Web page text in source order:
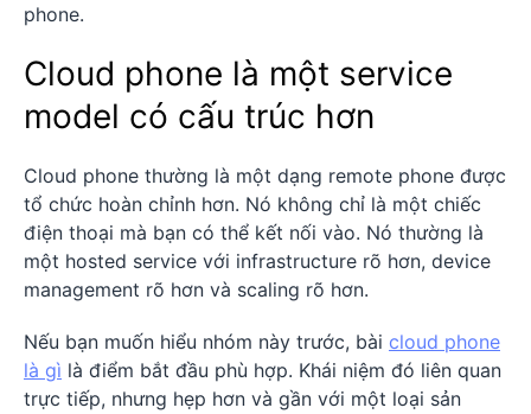
phone.
Cloud phone là một service
model có cấu trúc hơn
Cloud phone thường là một dạng remote phone được
tổ chức hoàn chỉnh hơn. Nó không chỉ là một chiếc
điện thoại mà bạn có thể kết nối vào. Nó thường là
một hosted service với infrastructure rõ hơn, device
management rõ hơn và scaling rõ hơn.
Nếu bạn muốn hiểu nhóm này trước, bài cloud phone
là gì là điểm bắt đầu phù hợp. Khái niệm đó liên quan
trực tiếp, nhưng hẹp hơn và gần với một loại sản